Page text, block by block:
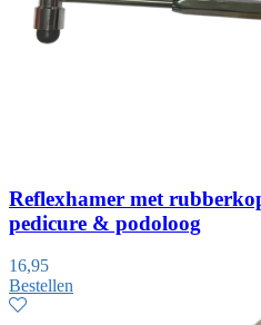
Reflexhamer met
pedicure & podoloog
16,95
Bestellen